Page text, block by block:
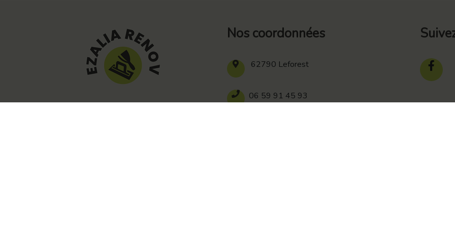
Nos coordonnées
62790 Leforest
06 59 91 45 93